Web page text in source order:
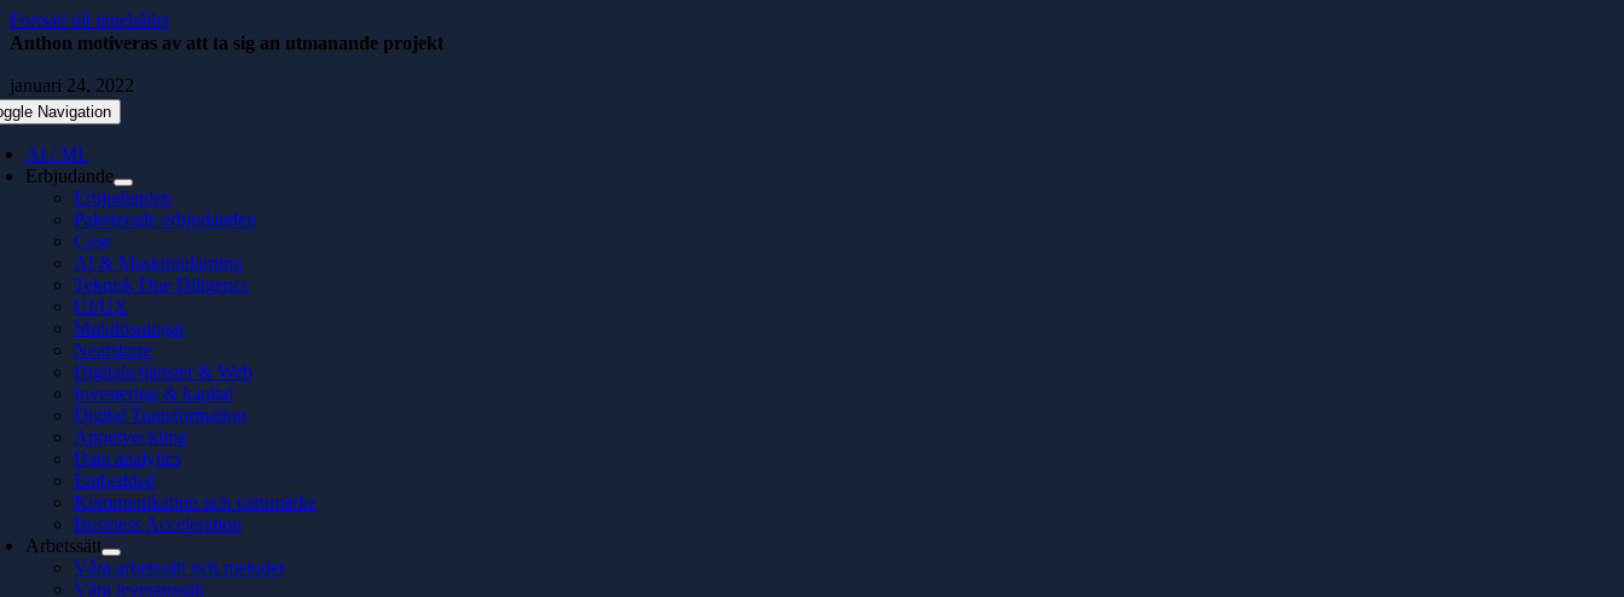
Fortsätt till innehållet
Navigation
AI / ML
Erbjudande
Erbjudanden
Paketerade erbjudanden
Case
AI & Maskininlärning
Teknisk Due Diligence
UI/UX
Molnlösningar
Nearshore
Digitala tjänster & Web
Investering & kapital
Digital Transformation
Apputveckling
Data analytics
Embedded
Kommunikation och varumärke
Business Acceleration
Arbetssätt
Våra arbetssätt och metoder
Våra leveranssätt
Anthon motiveras av att ta sig an utmanande projekt
januari 24, 2022